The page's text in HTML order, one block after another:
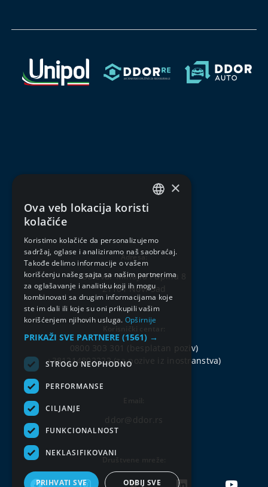
Adresa:
Bulevar Mihajla Pupina 8
21101 Novi Sad
0800 303 301 (besplatan poziv)
+381214802222(za pozive iz inostranstva)
ddor@ddor.rs
×
Ova veb lokacija koristi
kolačiće
Koristimo kolačiće da personalizujemo
sadržaj, oglase i analiziramo naš saobraćaj.
Takođe delimo informacije o vašem
korišćenju našeg sajta sa našim partnerima
za oglašavanje i analitiku koji ih mogu
kombinovati sa drugim informacijama koje
ste im dali ili koje su oni prikupili vašim
korišćenjem njihovih usluga. Opširnije
PRIKAŽI SVE PARTNERE (1561) →
STROGO NEOPHODNO
PERFORMANSE
CILJANJE
FUNKCIONALNOST
NEKLASIFIKOVANI
PRIHVATI SVE ODBIJ SVE